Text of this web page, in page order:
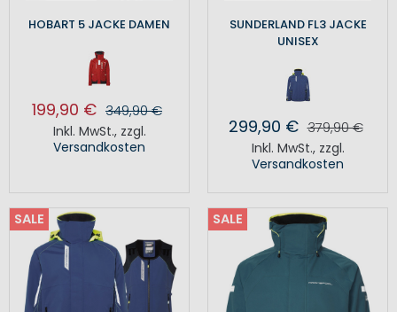
HOBART 5 JACKE DAMEN
199,90 € 349,90 €
Inkl. MwSt., zzgl.
Versandkosten
SUNDERLAND FL3 JACKE
UNISEX
299,90 € 379,90 €
Inkl. MwSt., zzgl.
Versandkosten
SALE SALE